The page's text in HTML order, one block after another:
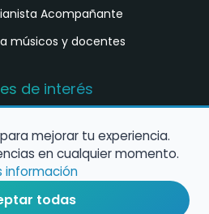
Acompañante
músicos y docentes
de interés
en España
alertas de empleo
mejorar tu experiencia.
en cualquier momento.
información
todas